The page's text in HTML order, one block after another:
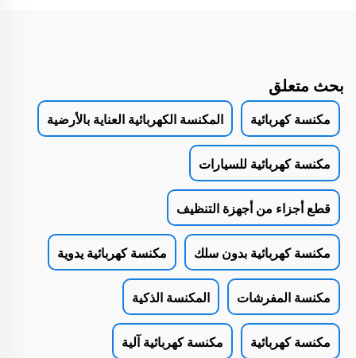
بحث متعلق
مكنسة كهربائية المكنسة الكهربائية العناية بالأرضية
مكنسة كهربائية للسيارات
قطع أجزاء من أجهزة التنظيف
مكنسة كهربائية بدون سلك مكنسة كهربائية يدوية
مكنسة المفرشات المكنسة الذكية
مكنسة كهربائية مكنسة كهربائية آلية